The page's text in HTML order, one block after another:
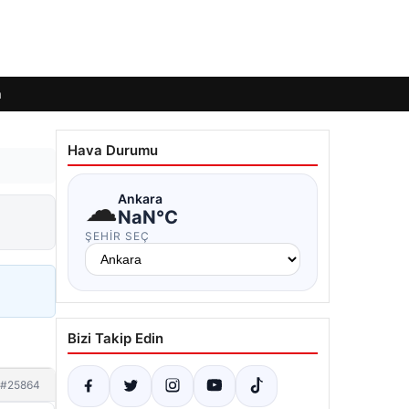
#25864
Hava Durumu
☁Ankara
NaN°C
ŞEHIR SEÇ
Bizi Takip Edin